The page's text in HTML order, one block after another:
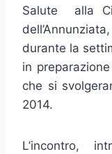
Salute alla
durante la
in
che si
2014.
L’incontro,